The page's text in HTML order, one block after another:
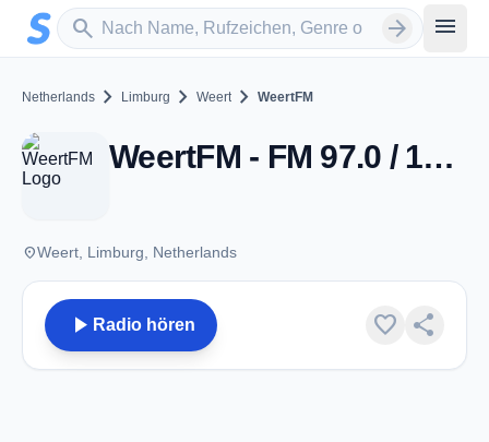
Zum Hauptinhalt springen
search
Sender suchen arrow_forward menu
Netherlands chevron_right Limburg chevron_right Weert chevron_right WeertFM
WeertFM - FM 97.0 / 107.5 - Weert
placeWeert, Limburg, Netherlands
play_arrow Radio hören favorite share